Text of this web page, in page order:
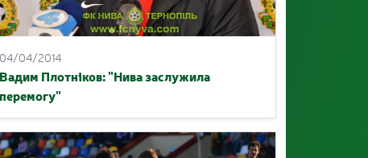
04/04/2014
Вадим Плотніков: "Нива заслужила
перемогу"